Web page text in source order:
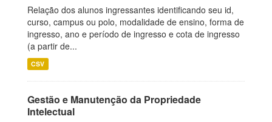
Relação dos alunos ingressantes identificando seu id,
curso, campus ou polo, modalidade de ensino, forma de
ingresso, ano e período de ingresso e cota de ingresso
(a partir de...
CSV
Gestão e Manutenção da Propriedade
Intelectual